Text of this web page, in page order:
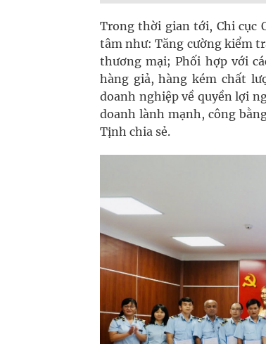
Trong thời gian tới, Chi cục
tâm như: Tăng cường kiểm
thương mại; Phối hợp với
hàng giả, hàng kém chất
doanh nghiệp về quyền lợi
doanh lành mạnh, công
Tịnh chia sẻ.